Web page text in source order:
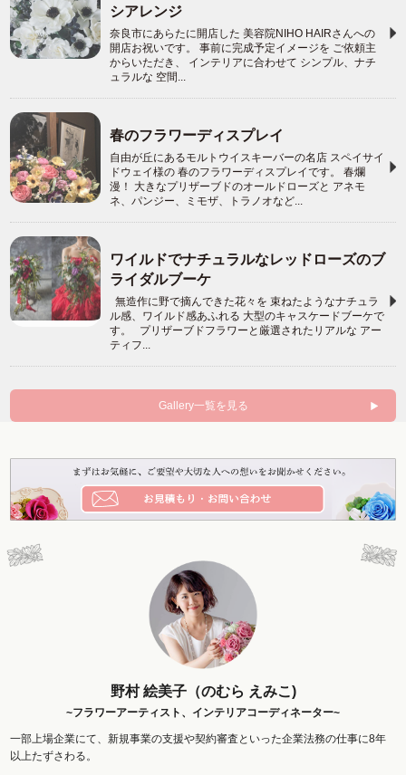
シアレンジ
奈良市にあらたに開店した 美容院NIHO HAIRさんへの
開店お祝いです。 事前に完成予定イメージを ご依頼主
からいただき、 インテリアに合わせて シンプル、ナチ
ュラルな 空間...
春のフラワーディスプレイ
自由が丘にあるモルトウイスキーバーの名店 スペイサイ
ドウェイ様の 春のフラワーディスプレイです。 春爛
漫！ 大きなプリザーブドのオールドローズと アネモ
ネ、パンジー、ミモザ、トラノオなど...
ワイルドでナチュラルなレッドローズのブ
ライダルブーケ
無造作に野で摘んできた花々を 束ねたようなナチュラ
ル感、ワイルド感あふれる 大型のキャスケードブーケで
す。 プリザーブドフラワーと厳選されたリアルな アー
ティフ...
Gallery一覧を見る
野村 絵美子（のむら えみこ)
~フラワーアーティスト、インテリアコーディネーター~
一部上場企業にて、新規事業の支援や契約審査といった企業法務の仕事に8年
以上たずさわる。